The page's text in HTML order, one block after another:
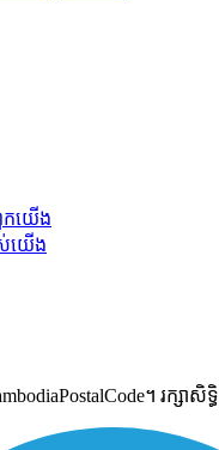
កយើង
ស់យើង
។ រក្សាសិ